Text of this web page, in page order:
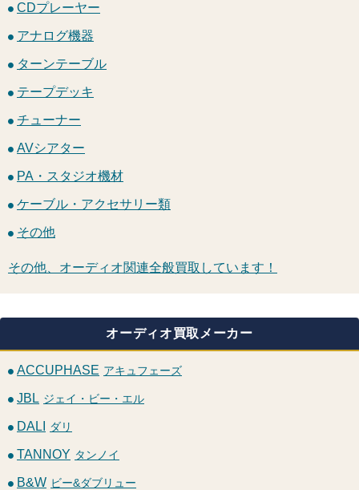
CDプレーヤー
アナログ機器
ターンテーブル
テープデッキ
チューナー
AVシアター
PA・スタジオ機材
ケーブル・アクセサリー類
その他
その他、オーディオ関連全般買取しています！
オーディオ買取メーカー
ACCUPHASE アキュフェーズ
JBL ジェイ・ビー・エル
DALI ダリ
TANNOY タンノイ
B&W ビー&ダブリュー